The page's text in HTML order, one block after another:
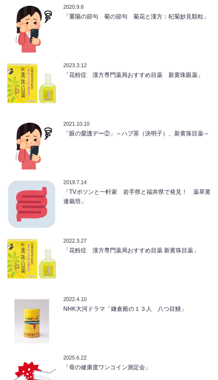
2020.9.6
「重陽の節句 菊の節句 菊花と漢方：杞菊妙見顆粒」
2023.3.12
「花粉症 漢方専門薬局おすすめ目薬 新黄珠眼薬」
2021.10.10
「眼の愛護デー②」～ハブ茶（決明子）、新黄珠目薬～
2019.7.14
「TVポツンと一軒家 岩手県と福井県で発見！ 薬草黄
連栽培」
2022.3.27
「花粉症 漢方専門薬局おすすめ目薬 新黄珠目薬」
2022.4.10
NHK大河ドラマ「鎌倉殿の１３人 八つ目鰻」
2025.6.22
「骨の健康度ワンコイン測定会」